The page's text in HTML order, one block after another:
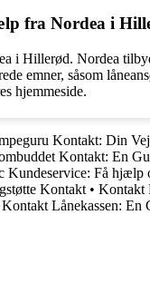
fra Nordea i
i Hillerød. Nordea
emner, såsom
hjemmeside.
Kontakt: Din
Kontakt: En
Kundeservice: Få hjælp
Kontakt • Kontakt
Kontakt Lånekassen: